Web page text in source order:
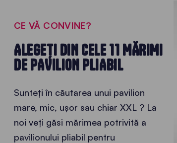
CE VĂ CONVINE?
ALEGEȚI DIN CELE 11 MĂRIMI
DE PAVILION PLIABIL
Sunteți în căutarea unui pavilion
mare, mic, ușor sau chiar XXL ? La
noi veți găsi mărimea potrivită a
pavilionului pliabil pentru